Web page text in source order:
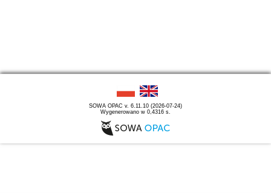
SOWA OPAC v. 6.11.10 (2026-07-24)
Wygenerowano w 0,4316 s.